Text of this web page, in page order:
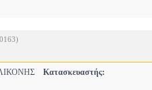
Κατασκευαστής: